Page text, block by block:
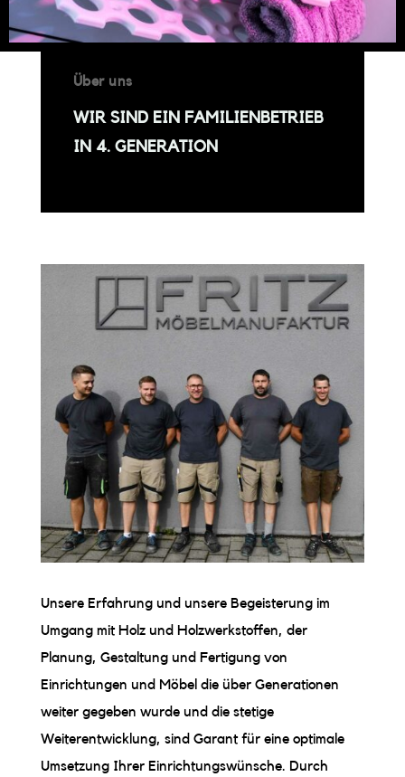
Über uns
WIR SIND EIN FAMILIENBETRIEB
IN 4. GENERATION
Unsere Erfahrung und unsere Begeisterung im
Umgang mit Holz und Holzwerkstoffen, der
Planung, Gestaltung und Fertigung von
Einrichtungen und Möbel die über Generationen
weiter gegeben wurde und die stetige
Weiterentwicklung, sind Garant für eine optimale
Umsetzung Ihrer Einrichtungswünsche. Durch